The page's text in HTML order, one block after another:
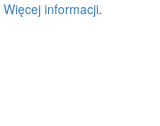
Więcej informacji.